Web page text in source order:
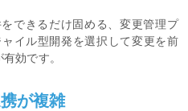
できるだけ固める、変更管理プ
イル型開発を選択して変更を前
効です。
が複雑